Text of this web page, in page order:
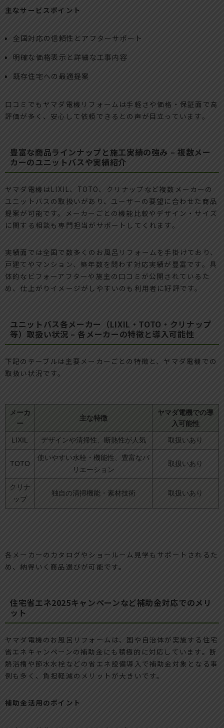
主なサービスポイント
全国対応の信頼性とアフターサポート
明確な価格表示と詳細な工事内容
既存住宅への最適提案
口コミでもヤマダ電機リフォームは手軽さや価格・保証面で高
評価が多く、安心して依頼できるとの声が目立っています。
豊富な商品ラインナップと施工実績の強み – 複数メー
カーのユニットバスや実績紹介
ヤマダ電機はLIXIL、TOTO、クリナップなど複数メーカーの
ユニットバスの取扱いがあり、ユーザーの要望に合わせた商品
提案が可能です。メーカーごとの機能比較やデザイン・サイズ
に関する相談も専門担当がサポートしてくれます。
実績面では全国で数多くのお風呂リフォームを手掛けており、
戸建てやマンション、築年数を問わず対応実績が豊富です。具
体的なビフォーアフターや施主の口コミが公開されているた
め、仕上がりイメージがしやすいのも利用者に好評です。
ユニットバス各メーカー（LIXIL・TOTO・クリナップ
等）取扱い状況 – 各メーカーの特徴と導入可能性
下記のテーブルは主要メーカーごとの特徴と、ヤマダ電機での
取扱い状況です。
メーカ
ー
主な特徴
ヤマダ電機での導
入可能性
LIXIL デザインや清掃性、断熱性が人気 取扱いあり
TOTO
使いやすい水栓・機能性、豊富なバ
リエーション
取扱いあり
クリナ
ップ
独自の清掃機能・素材技術 取扱いあり
各メーカーのカタログやショールーム見学もサポートされるた
め、納得いく商品選びが可能です。
住宅省エネ2025キャンペーンなど補助金対応でのメリ
ット
ヤマダ電機のお風呂リフォームは、国や自治体が実施する住宅
省エネキャンペーンの補助金にも積極的に対応しています。断
熱浴槽や節水水栓などの省エネ設備導入で補助金対象となる事
例も多く、負担軽減のメリットが大きいです。
補助金活用のポイント